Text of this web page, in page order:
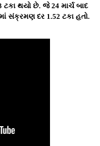
ટકા થયો છે. જે 24 માર્ચ બાદ
સંક્રમણ દર 1.52 ટકા હતો.